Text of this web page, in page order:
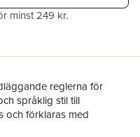
minst 249 kr.
reglerna för
språklig stil till
och förklaras med